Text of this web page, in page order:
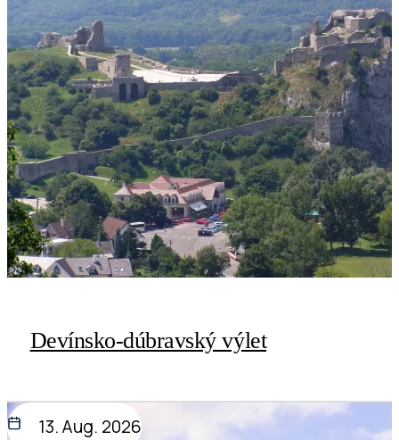
Devínsko-dúbravský výlet
13. Aug. 2026